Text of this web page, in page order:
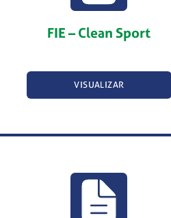
FIE – Clean Sport
VISUALIZAR